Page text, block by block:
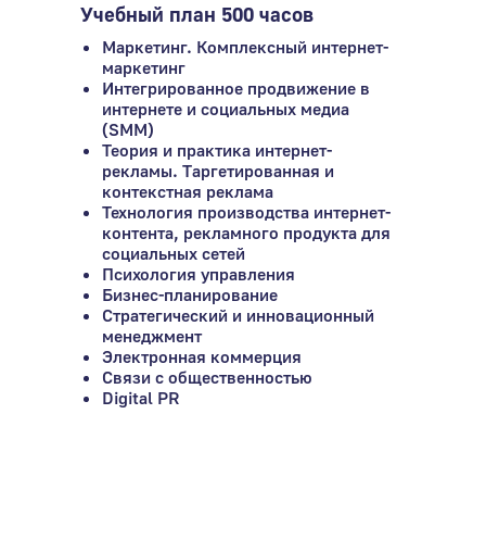
Маркетинг. Комплексный интернет-
маркетинг
Интегрированное продвижение в
интернете и социальных медиа
(SMM)
Теория и практика интернет-
рекламы. Таргетированная и
контекстная реклама
Технология производства интернет-
контента, рекламного продукта для
социальных сетей
Психология управления
Бизнес-планирование
Стратегический и инновационный
менеджмент
Электронная коммерция
Связи с общественностью
Digital PR
Учебный план 500 часов